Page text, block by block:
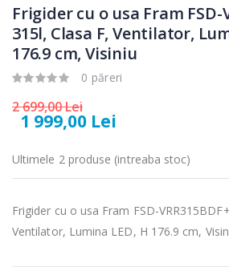
Frigider cu o usa Fram FSD-
315l, Clasa F, Ventilator,
176.9 cm, Visiniu
0 păreri
2 699,00 Lei
1 999,00 Lei
Ultimele 2 produse (intreaba stoc)
Frigider cu o usa Fram FSD-
Ventilator, Lumina LED, H 176.9 cm,
-15%
Cuptor cu
microunde
Heinner ...
289,00 Lei
-33%
Espressor
automat
799,00 Lei
-25%
electric cu filtru
...
-18%